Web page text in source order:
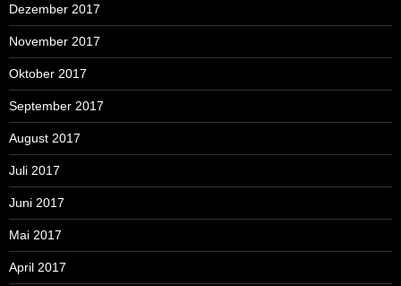
Dezember 2017
November 2017
Oktober 2017
September 2017
August 2017
Juli 2017
Juni 2017
Mai 2017
April 2017